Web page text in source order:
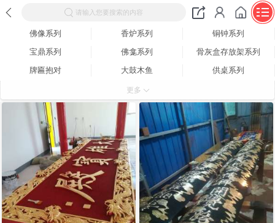
请输入您要搜索的内容
佛像系列 香炉系列
铜钟系列
宝鼎系列
佛龛系列
骨灰盒存放架系列
牌匾抱对
大鼓木鱼
供桌系列
其它系列
更多